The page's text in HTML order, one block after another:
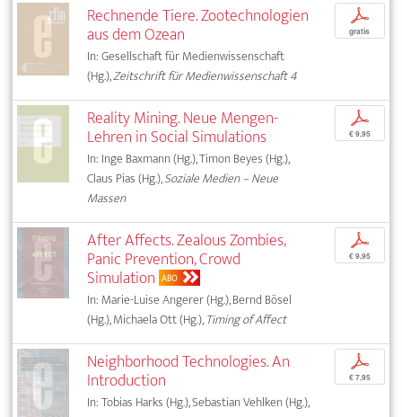
Rechnende Tiere. Zootechnologien
aus dem Ozean
In: Gesellschaft für Medienwissenschaft
(Hg.),Zeitschrift für Medienwissenschaft 4
p
gratis
Reality Mining. Neue Mengen-
Lehren in Social Simulations
In: Inge Baxmann (Hg.), Timon Beyes (Hg.),
Claus Pias (Hg.),Soziale Medien – Neue
Massen
p
€ 9,95
After Affects. Zealous Zombies,
Panic Prevention, Crowd
Simulation ABO
In: Marie-Luise Angerer (Hg.), Bernd Bösel
(Hg.), Michaela Ott (Hg.),Timing of Affect
p
€ 9,95
Neighborhood Technologies. An
Introduction
In: Tobias Harks (Hg.), Sebastian Vehlken (Hg.),
p
€ 7,95